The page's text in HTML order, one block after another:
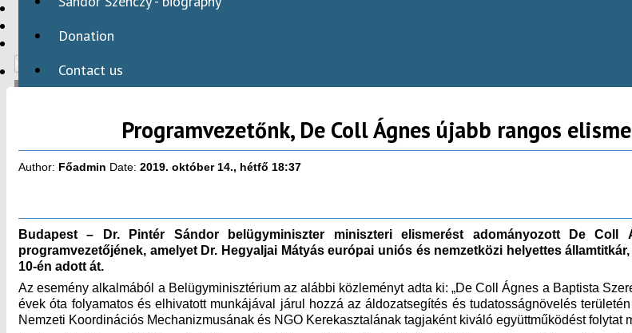
HBAID
INTERNATIONAL PROGRAMS
Donation
Contact us
Programvezetőnk, De Coll Ágnes újabb rangos
Author: Főadmin Date: 2019. október 14., hétfő 18:37
Budapest – Dr. Pintér Sándor belügyminiszter miniszteri elismerést adományozott De Coll
programvezetőjének, amelyet Dr. Hegyaljai Mátyás európai uniós és nemzetközi helyettes
10-én adott át.
Az esemény alkalmából a Belügyminisztérium az alábbi közleményt adta ki: „De Coll Ágnes a Baptista
évek óta folyamatos és elhivatott munkájával járul hozzá az áldozatsegítés és tudatosságnövelés
Nemzeti Koordinációs Mechanizmusának és NGO Kerekasztalának tagjaként kiváló együttműködést folytat